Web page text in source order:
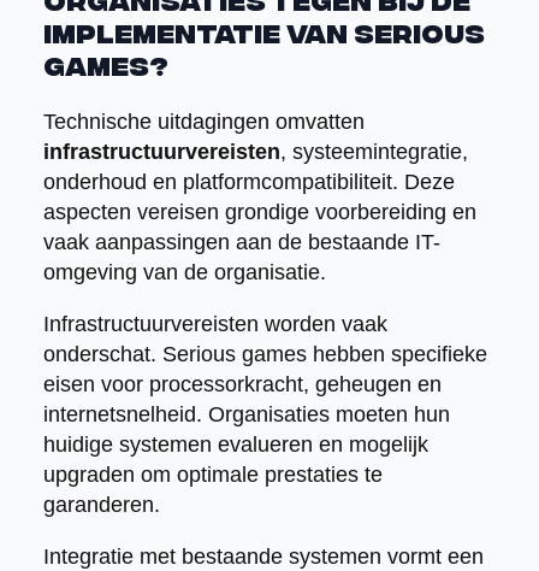
implementatie van serious
games?
Technische uitdagingen omvatten
infrastructuurvereisten, systeemintegratie,
onderhoud en platformcompatibiliteit. Deze
aspecten vereisen grondige voorbereiding en
vaak aanpassingen aan de bestaande IT-
omgeving van de organisatie.
Infrastructuurvereisten worden vaak
onderschat. Serious games hebben specifieke
eisen voor processorkracht, geheugen en
internetsnelheid. Organisaties moeten hun
huidige systemen evalueren en mogelijk
upgraden om optimale prestaties te
garanderen.
Integratie met bestaande systemen vormt een